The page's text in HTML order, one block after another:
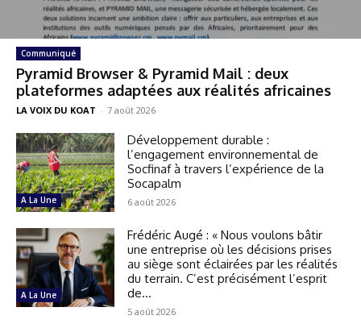
Communiqué
Pyramid Browser & Pyramid Mail : deux
plateformes adaptées aux réalités africaines
LA VOIX DU KOAT - 7 août 2026
A La Une
Développement durable :
l’engagement environnemental de
Socfinaf à travers l’expérience de la
Socapalm
6 août 2026
A La Une
Frédéric Augé : « Nous voulons bâtir
une entreprise où les décisions prises
au siège sont éclairées par les réalités
du terrain. C’est précisément l’esprit
de...
5 août 2026